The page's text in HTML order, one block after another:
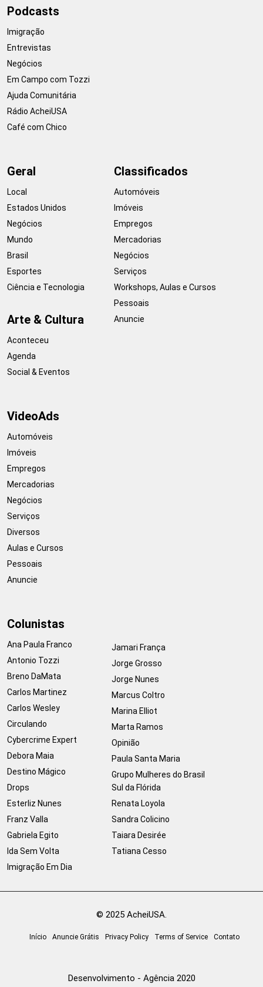
Podcasts
Imigração
Entrevistas
Negócios
Em Campo com Tozzi
Ajuda Comunitária
Rádio AcheiUSA
Café com Chico
Geral
Local
Estados Unidos
Negócios
Mundo
Brasil
Esportes
Ciência e Tecnologia
Arte & Cultura
Aconteceu
Agenda
Social & Eventos
Classificados
Automóveis
Imóveis
Empregos
Mercadorias
Negócios
Serviços
Workshops, Aulas e Cursos
Pessoais
Anuncie
VideoAds
Automóveis
Imóveis
Empregos
Mercadorias
Negócios
Serviços
Diversos
Aulas e Cursos
Pessoais
Anuncie
Colunistas
Ana Paula Franco
Antonio Tozzi
Breno DaMata
Carlos Martinez
Carlos Wesley
Circulando
Cybercrime Expert
Debora Maia
Destino Mágico
Drops
Esterliz Nunes
Franz Valla
Gabriela Egito
Ida Sem Volta
Imigração Em Dia
Jamari França
Jorge Grosso
Jorge Nunes
Marcus Coltro
Marina Elliot
Marta Ramos
Opinião
Paula Santa Maria
Grupo Mulheres do Brasil
Sul da Flórida
Renata Loyola
Sandra Colicino
Taiara Desirée
Tatiana Cesso
© 2025 AcheiUSA.
Início Anuncie Grátis Privacy Policy Terms of Service Contato
Desenvolvimento - Agência 2020